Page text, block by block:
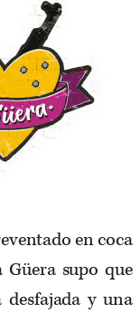
en coca
supo que
y una